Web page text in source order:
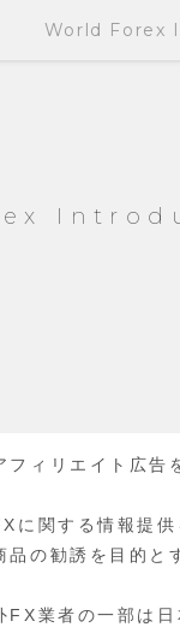
ィリエイト広告
に関する情報提供
品の勧誘を目的と
FX業者の一部は日
World Forex